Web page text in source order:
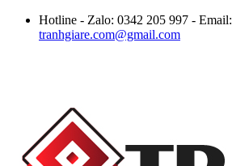
Hotline - Zalo: 0342 205 997 - Email:
tranhgiare.com@gmail.com